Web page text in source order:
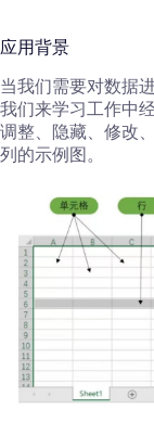
应用背景
当我们需要对数据
我们来学习工作中
调整、隐藏、修改
列的示例图。